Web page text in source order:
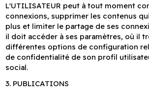
L'UTILISATEUR peut à tout moment
connexions, supprimer les contenus
plus et limiter le partage de ses
il doit accéder à ses paramètres, où il
différentes options de configuration
de confidentialité de son profil
social.
3. PUBLICATIONS